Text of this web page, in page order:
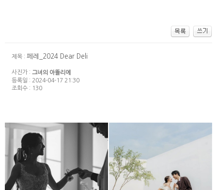
제목 : 페레_2024 Dear Deli
사진가 : 그녀의 아뜰리에
등록일 : 2024-04-17 21:30
조회수 : 130
그날의 기억_New sample 그날의 기억_New sample